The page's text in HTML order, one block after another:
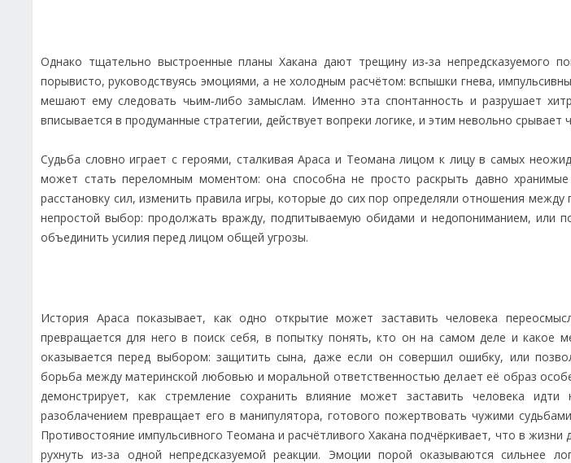
Однако тщательно выстроенные планы Хакана дают трещину из‑за непредсказуемого
порывисто, руководствуясь эмоциями, а не холодным расчётом: вспышки гнева,
мешают ему следовать чьим‑либо замыслам. Именно эта спонтанность и разрушает
вписывается в продуманные стратегии, действует вопреки логике, и этим невольно срывает
Судьба словно играет с героями, сталкивая Араса и Теомана лицом к лицу в самых
может стать переломным моментом: она способна не просто раскрыть давно
расстановку сил, изменить правила игры, которые до сих пор определяли отношения
непростой выбор: продолжать вражду, подпитываемую обидами и недопониманием, или
объединить усилия перед лицом общей угрозы.
История Араса показывает, как одно открытие может заставить человека
превращается для него в поиск себя, в попытку понять, кто он на самом деле и какое
оказывается перед выбором: защитить сына, даже если он совершил ошибку, или
борьба между материнской любовью и моральной ответственностью делает её образ
демонстрирует, как стремление сохранить влияние может заставить человека
разоблачением превращает его в манипулятора, готового пожертвовать чужими
Противостояние импульсивного Теомана и расчётливого Хакана подчёркивает, что в
рухнуть из‑за одной непредсказуемой реакции. Эмоции порой оказываются сильнее